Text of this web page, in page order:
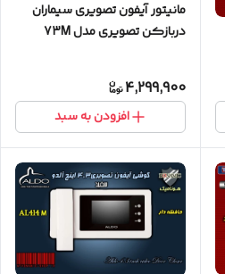
مانیتور آیفون تصویری سیماران
دربازکن تصویری مدل 73M
4,299,900
افزودن به سبد